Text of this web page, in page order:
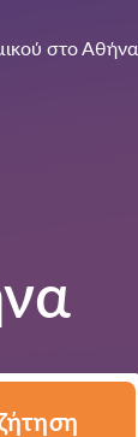
στο Αθήνα